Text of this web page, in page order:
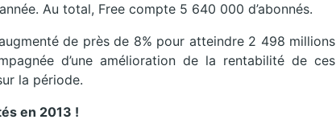
Au total, Free compte 5 640 000 d’abonnés.
de près de 8% pour atteindre 2 498 millions
d’une amélioration de la rentabilité de ces
la période.
en 2013 !